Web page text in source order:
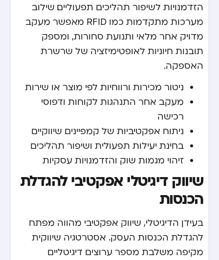
הזדמנויות לשיפור תהליכים תפעוליים. שילוב
מערכות מתקדמות כמו RFID מאפשר מעקב
מדויק אחר מלאי ותנועת סחורות, ומספק
תובנות חיוניות לאופטימיזציה של שרשרת
האספקה.
ניטור מכירות ורווחיות לפי מוצר או שירות
מעקב אחר התנהגות לקוחות ודפוסי
רכישה
ניתוח אפקטיביות של קמפיינים שיווקיים
בחינת יעילות תפעולית ושיפור תהליכים
זיהוי מגמות שוק והזדמנויות עסקיות
שיווק דיגיטלי אפקטיבי להגדלת
הכנסות
בעידן הדיגיטלי, שיווק אפקטיבי מהווה מפתח
להגדלת הכנסות העסק. אסטרטגיה שיווקית
מקיפה משלבת מספר ערוצים דיגיטליים